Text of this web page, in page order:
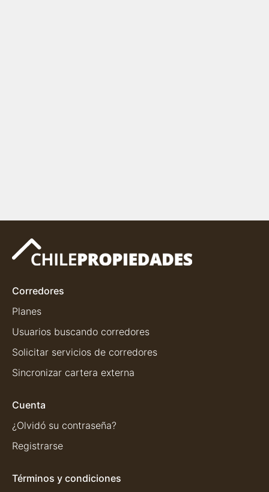
Corredores
Planes
Usuarios buscando corredores
Solicitar servicios de corredores
Sincronizar cartera externa
Cuenta
¿Olvidó su contraseña?
Registrarse
Términos y condiciones